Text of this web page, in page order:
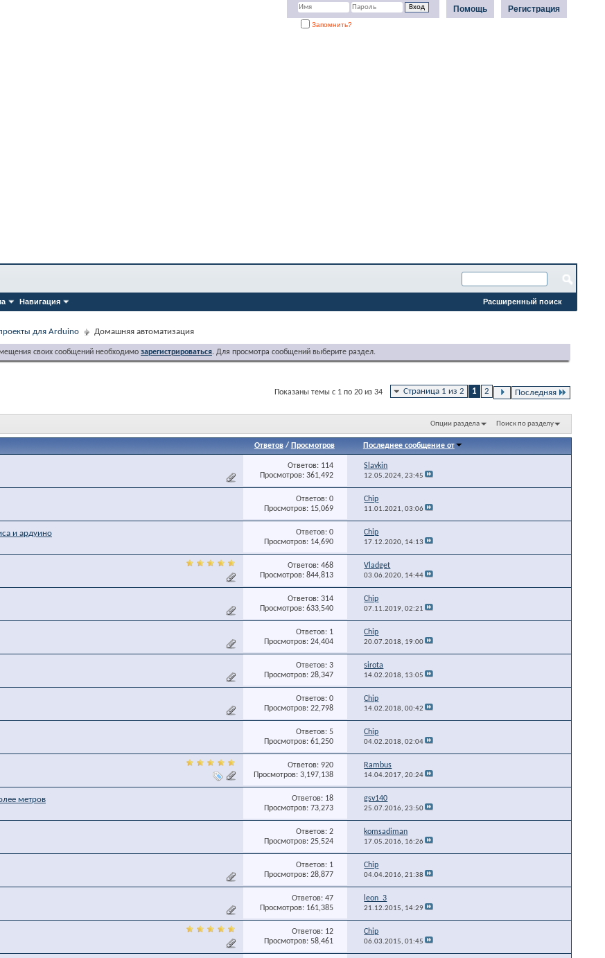
Регистрация
Помощь
Запомнить?
Навигация Расширенный поиск
для Arduino Домашняя автоматизация
своих сообщений необходимо зарегистрироваться. Для просмотра сообщений выберите раздел.
Страница 1 из 2 1 2 Последняя
Показаны темы с 1 по 20 из 34
Опции раздела Поиск по разделу
Ответов/ Просмотров Последнее сообщение от
Ответов: 114
Просмотров: 361,492
Slavkin
12.05.2024,23:45
Ответов: 0
Просмотров: 15,069
Chip
11.01.2021,03:06
и ардуино
Ответов: 0
Просмотров: 14,690
Chip
17.12.2020, 14:13
Ответов: 468
Просмотров: 844,813
Vladget
03.06.2020, 14:44
Ответов: 314
Просмотров: 633,540
Chip
07.11.2019,02:21
Ответов: 1
Просмотров: 24,404
Chip
20.07.2018, 19:00
Ответов: 3
Просмотров: 28,347
sirota
14.02.2018, 13:05
Ответов: 0
Просмотров: 22,798
Chip
14.02.2018,00:42
Ответов: 5
Просмотров: 61,250
Chip
04.02.2018,02:04
Ответов: 920
Просмотров: 3,197,138
Rambus
14.04.2017,20:24
метров
Ответов: 18
Просмотров: 73,273
gsv140
25.07.2016,23:50
Ответов: 2
Просмотров: 25,524
komsadiman
17.05.2016, 16:26
Ответов: 1
Просмотров: 28,877
Chip
04.04.2016,21:38
Ответов: 47
Просмотров: 161,385
leon_3
21.12.2015, 14:29
Ответов: 12
Просмотров: 58,461
Chip
06.03.2015,01:45